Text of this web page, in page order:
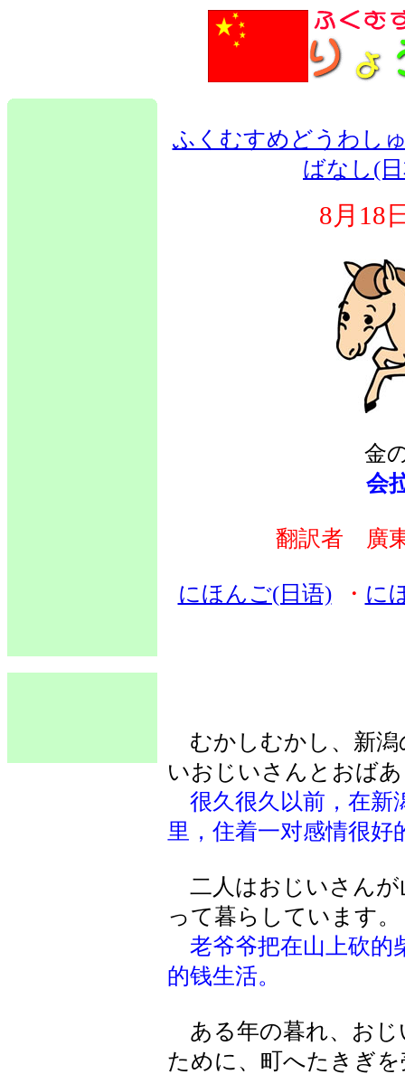
ふくむすめどうわし
ばなし(
8月18
金
会
翻訳者 廣
にほんご(日语)・ に
むかしむかし、新潟
いおじいさんとおば
很久很久以前，在新
里，住着一对感情很好
二人はおじいさんが
って暮らしています。
老爷爷把在山上砍的
的钱生活。
ある年の暮れ、おじ
ために、町へたきぎ